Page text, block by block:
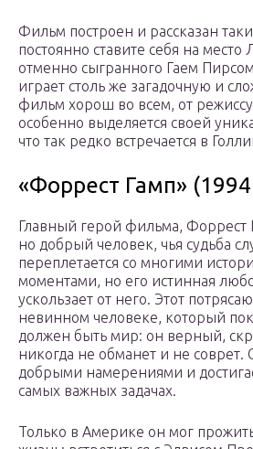
Фильм построен и рассказан
постоянно ставите себя на
отменно сыгранного Гаем
играет столь же загадочную и
фильм хорош во всем, от
особенно выделяется своей
что так редко встречается в
«Форрест Гамп»
Главный герой фильма, Форрест
но добрый человек, чья судьба
переплетается со многими
моментами, но его истинная
ускользает от него. Этот
невинном человеке, который
должен быть мир: он верный,
никогда не обманет и не соврет.
добрыми намерениями и
самых важных задачах.
Только в Америке он мог